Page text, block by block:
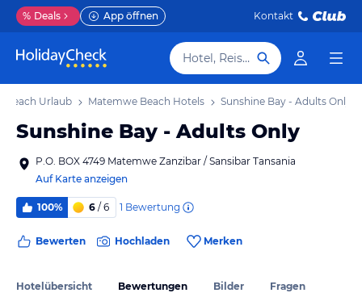
% Deals App öffnen Kontakt
Hotel, Reiseziel
Beach Urlaub Matemwe Beach Hotels Sunshine Bay - Adults Only
Sunshine Bay - Adults Only
P.O. BOX 4749 Matemwe Zanzibar / Sansibar Tansania
Auf Karte anzeigen
100% 6 / 6 1 Bewertung
Bewerten Hochladen Merken
Hotelübersicht Bewertungen Bilder Fragen